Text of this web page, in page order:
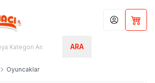
ARA
Hesabım
Oyuncaklar